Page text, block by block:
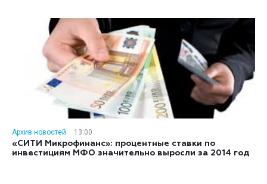
Архив новостей
13:00
«СИТИ Микрофинанс»: процентные ставки по
инвестициям МФО значительно выросли за 2014 год